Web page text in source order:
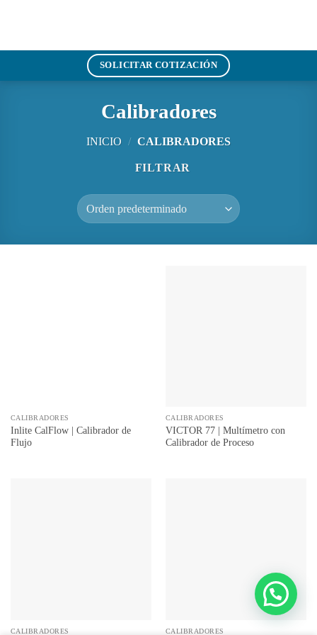
SOLICITAR COTIZACIÓN
Calibradores
INICIO
CALIBRADORES
FILTRAR
CALIBRADORES
Inlite CalFlow | Calibrador de
Flujo
CALIBRADORES
VICTOR 77 | Multímetro con
Calibrador de Proceso
CALIBRADORES CALIBRADORES